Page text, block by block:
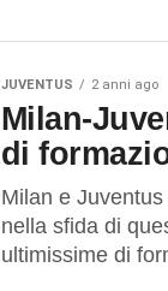
JUVENTUS 2 anni ago
Milan-
di
Milan e Juventus
nella sfida di
ultimissime di